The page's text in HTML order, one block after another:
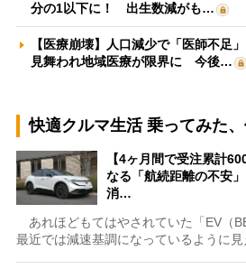
分の1以下に！ 出生数減がも…
【医療崩壊】人口減少で「医師不足
見舞われ地域医療が限界に 今後…
快適クルマ生活 乗ってみた
【4ヶ月間で受注累計
なる「航続距離の不安
消…
あれほどもてはやされていた「EV（
最近では減速基調になっているように